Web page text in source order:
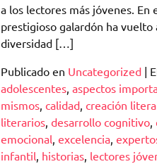
Jóvenes
a los lectores más jóvenes. En
prestigioso galardón ha vuelto
diversidad […]
Publicado en Uncategorized |
adolescentes aspectos
mismos calidad creación
literarios desarrollo cognitivo
emocional excelencia
infantil historias lectores